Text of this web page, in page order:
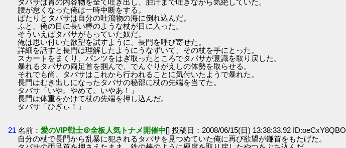
腰が怠くなった俺は一時中断をする。
ばたりとタバサは自分の吐瀉物の海に倒れ込んだ。
ふと、俺の目に長い棒のような杖が目に入った。
そういえばタバサがもっていた奴だ。
俺は思い付いた欲望を試すように、長門を呼び寄せた。
詳細を話すと長門は理解したようにうなずいて、その杖を手にとった。
スカートをまくり、パンツをはぎ取ったところでタバサが意識を取り戻した。
暴れるタバサの両足首を掴んで、でんぐりがえしの体勢を取らせる。
それでも尚、タバサはこれから行われることに気付いたようで暴れた。
長門はむき出しになったタバサの秘部に杖の先端を当てた。
タバサ「いや。やめて。いやあ！」
長門は体重をかけて杖の先端を押し込んだ。
タバサ「ひぎぃ！」
21 名前：愛のVIP戦士＠全板人気トナメ開催中[] 投稿日：2008/06/15(日) 13:38:33.92 ID:oeCxY8QBO
自分の杖で長門から乱暴に犯されるタバサを見つめていた俺に再び欲望が鎌首をもたげた。